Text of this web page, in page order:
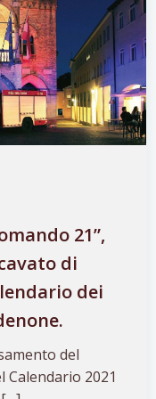
21”,
di
dei
del
Calendario 2021